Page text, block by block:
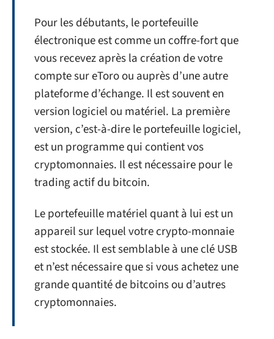
Pour les débutants, le portefeuille
électronique est comme un coffre-fort que
vous recevez après la création de votre
compte sur eToro ou auprès d’une autre
plateforme d’échange. Il est souvent en
version logiciel ou matériel. La première
version, c’est-à-dire le portefeuille logiciel,
est un programme qui contient vos
cryptomonnaies. Il est nécessaire pour le
trading actif du bitcoin.
Le portefeuille matériel quant à lui est un
appareil sur lequel votre crypto-monnaie
est stockée. Il est semblable à une clé USB
et n’est nécessaire que si vous achetez une
grande quantité de bitcoins ou d’autres
cryptomonnaies.